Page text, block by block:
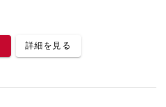
詳細を見る